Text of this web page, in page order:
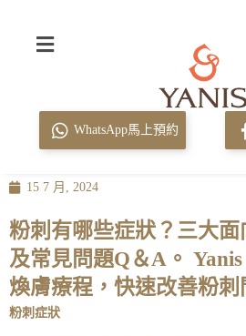
WhatsApp馬上預約
15 7 月, 2024
粉刺有哪些症狀？三大
及常見問題Q＆A。
煥膚療程，快速改善粉刺
粉刺症狀